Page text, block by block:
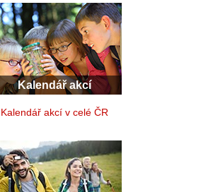
Kalendář akcí
Kalendář akcí v celé ČR